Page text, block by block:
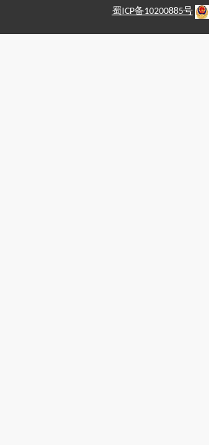
蜀ICP备10200885号